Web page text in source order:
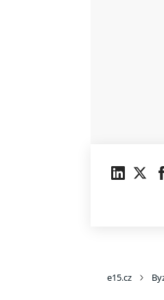
e15.cz